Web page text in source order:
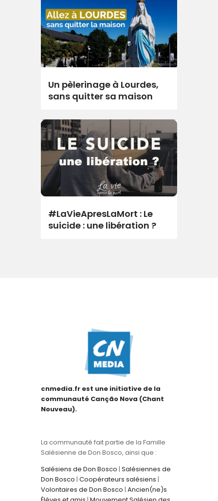
Un pèlerinage à Lourdes,
sans quitter sa maison
#LaVieApresLaMort : Le
suicide : une libération ?
cnmedia.fr est une initiative de la
communauté Canção Nova (Chant
Nouveau).
La communauté fait partie de la Famille
Salésienne de Don Bosco, ainsi que :
Salésiens de Don Bosco | Salésiennes de
Don Bosco | Coopérateurs salésiens |
Volontaires de Don Bosco | Ancien(ne)s